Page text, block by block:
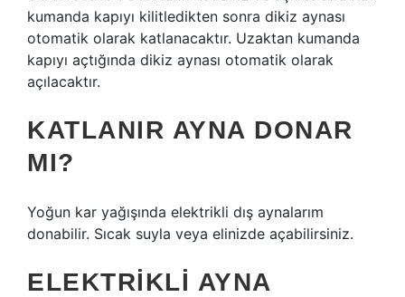
kumanda kapıyı kilitledikten sonra dikiz aynası
otomatik olarak katlanacaktır. Uzaktan kumanda
kapıyı açtığında dikiz aynası otomatik olarak
açılacaktır.
KATLANIR AYNA DONAR
MI?
Yoğun kar yağışında elektrikli dış aynalarım
donabilir. Sıcak suyla veya elinizde açabilirsiniz.
ELEKTRIKLI AYNA